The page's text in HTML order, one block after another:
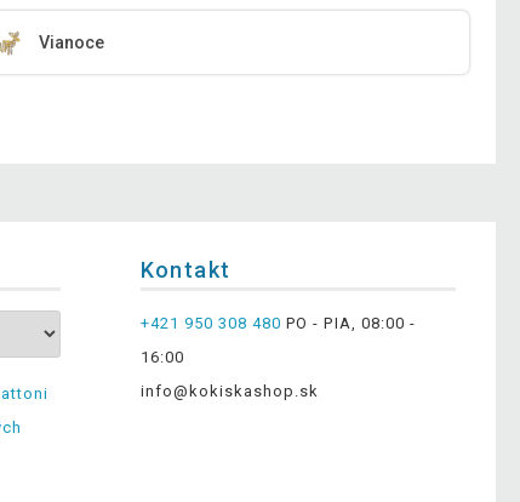
Vianoce
Kontakt
+421 950 308 480 PO - PIA, 08:00 -
16:00
info@kokiskashop.sk